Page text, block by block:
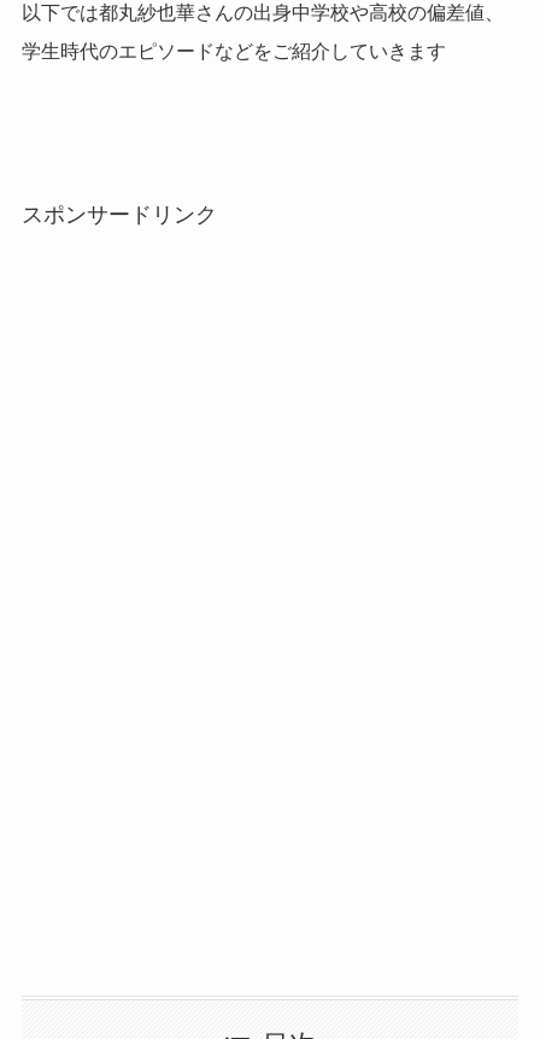
以下では都丸紗也華さんの出身中学校や高校の偏差値、
学生時代のエピソードなどをご紹介していきます
スポンサードリンク